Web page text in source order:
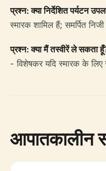
प्रश्न: क्या निर्देशित पर्यटन
स्मारक शामिल हैं; समर्पित
प्रश्न: क्या मैं तस्वीरें ले सकता
- विशेषकर यदि स्मारक के लिए
आपातकालीन